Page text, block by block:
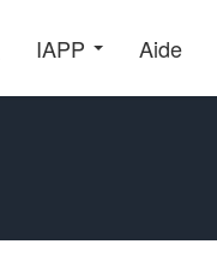
IAPP Aide